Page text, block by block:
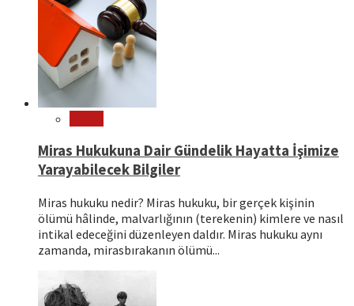
Miras Hukukuna Dair Gündelik Hayatta İşimize
Yarayabilecek Bilgiler
Miras hukuku nedir? Miras hukuku, bir gerçek kişinin
ölümü hâlinde, malvarlığının (terekenin) kimlere ve nasıl
intikal edeceğini düzenleyen daldır. Miras hukuku aynı
zamanda, mirasbırakanın ölümü...